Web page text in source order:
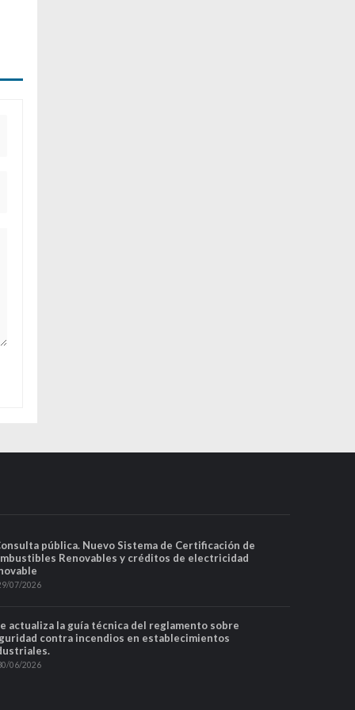
pública. Nuevo Sistema de Certificación de
Renovables y créditos de electricidad
07/2026
actualiza la guía técnica del reglamento sobre
contra incendios en establecimientos
06/2026